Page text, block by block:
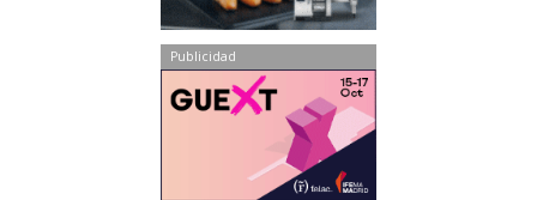
Publicidad